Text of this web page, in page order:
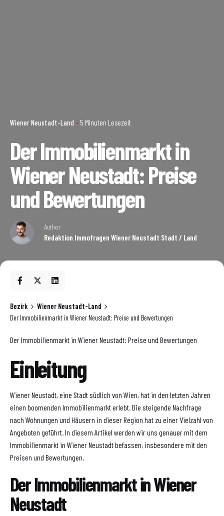
Wiener Neustadt-Land 5 Minuten Lesezeit
Der Immobilienmarkt in
Wiener Neustadt: Preise
und Bewertungen
Author
Redaktion Immofragen Wiener Neustadt Stadt / Land
Bezirk
Wiener Neustadt-Land
Der Immobilienmarkt in Wiener Neustadt: Preise und Bewertungen
Der Immobilienmarkt in Wiener Neustadt: Preise und Bewertungen
Einleitung
Wiener Neustadt, eine Stadt südlich von Wien, hat in den letzten Jahren
einen boomenden Immobilienmarkt erlebt. Die steigende Nachfrage
nach Wohnungen und Häusern in dieser Region hat zu einer Vielzahl von
Angeboten geführt. In diesem Artikel werden wir uns genauer mit dem
Immobilienmarkt in Wiener Neustadt befassen, insbesondere mit den
Preisen und Bewertungen.
Der Immobilienmarkt in Wiener
Neustadt